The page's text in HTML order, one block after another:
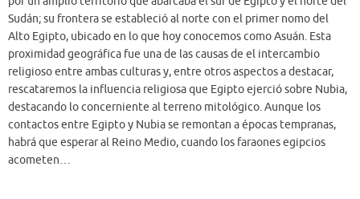
Museum
El Museo Nacional de Alejandría ha
crecido en importancia y ahora es considerado uno de los mejores
museos de Egipto. Fue inaugurado por el Presidente Hosni Mubarak
el 31 de diciembre de 2003, y es uno de los motivos por el cual
merece la pena visitar esta ciudad. El Museo Nacional de Alejandría
está ubicado en un palacio restaurado y contiene alrededor de 1.800
objetos que narran la historia de Alejandría a través de sus